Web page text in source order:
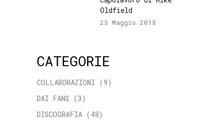
Oldfield
25 Maggio 2018
CATEGORIE
COLLABORAZIONI (9)
DAI FANS (3)
DISCOGRAFIA (48)